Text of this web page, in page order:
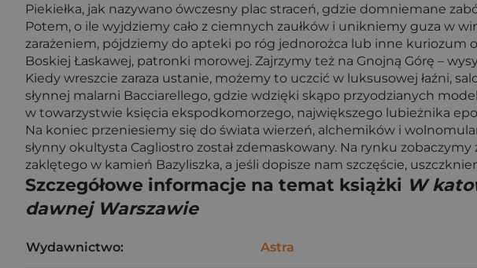
Piekiełka, jak nazywano ówczesny plac straceń, gdzie domniemane
Potem, o ile wyjdziemy cało z ciemnych zaułków i unikniemy guza w
zarażeniem, pójdziemy do apteki po róg jednorożca lub inne kuriozum
Boskiej Łaskawej, patronki morowej. Zajrzymy też na Gnojną Górę –
Kiedy wreszcie zaraza ustanie, możemy to uczcić w luksusowej łaźni,
słynnej malarni Bacciarellego, gdzie wdzięki skąpo przyodzianych
w towarzystwie księcia ekspodkomorzego, największego lubieżnika
Na koniec przeniesiemy się do świata wierzeń, alchemików i
słynny okultysta Cagliostro został zdemaskowany. Na rynku
zaklętego w kamień Bazyliszka, a jeśli dopisze nam szczęście,
Szczegółowe informacje na temat książki W
dawnej Warszawie
Wydawnictwo: Astra